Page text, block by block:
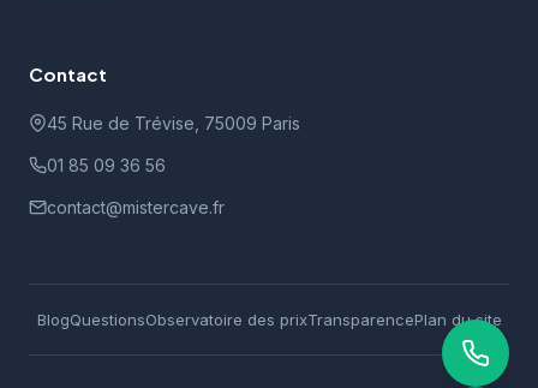
Contact
45 Rue de Trévise, 75009 Paris
01 85 09 36 56
contact@mistercave.fr
BlogQuestionsObservatoire des prixTransparencePlan du site